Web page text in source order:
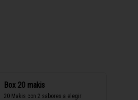
Box 20 makis
20 Makis con 2 sabores a elegir